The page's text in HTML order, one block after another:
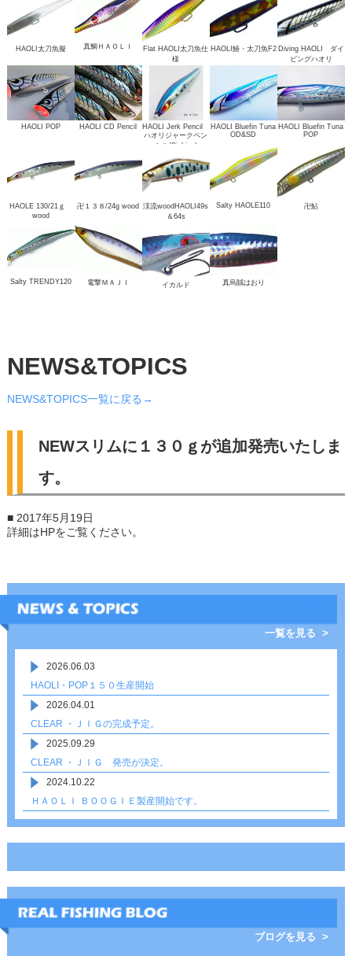
HAOLI太刀魚擬 真鯛ＨＡＯＬＩ
Flat HAOLI太刀魚仕
様
HAOLI鰆・太刀魚F2 Diving HAOLI ダイ
ビングハオリ
HAOLI POP HAOLI CD Pencil
HAOLI Jerk Pencil
ハオリジャークペン
シル(Sinking)
HAOLI Bluefin Tuna
OD&SD
HAOLI Bluefin Tuna
POP
HAOLE 130/21ｇ
wood
卍１３８/24g wood
渓流woodHAOLI49s
＆64s
Salty HAOLE110 卍鮎
Salty TRENDY120 電撃ＭＡＪＩ イカルド 真烏賊はおり
NEWS&TOPICS
NEWS&TOPICS一覧に戻る→
NEWスリムに１３０ｇが追加発売いたしま
す。
■ 2017年5月19日
詳細はHPをご覧ください。
一覧を見る >
2026.06.03
HAOLI・POP１５０生産開始
2026.04.01
CLEAR ・ＪＩＧの完成予定。
2025.09.29
CLEAR ・ＪＩＧ 発売が決定。
2024.10.22
ＨＡＯＬＩ ＢＯＯＧＩＥ製産開始です。
ブログを見る >